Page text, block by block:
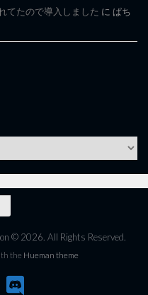
てたので導入しました に ぱち
© 2026. All Rights Reserved.
the Hueman theme